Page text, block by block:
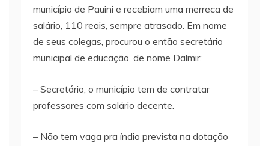
município de Pauini e recebiam uma merreca de
salário, 110 reais, sempre atrasado. Em nome
de seus colegas, procurou o então secretário
municipal de educação, de nome Dalmir:
– Secretário, o município tem de contratar
professores com salário decente.
– Não tem vaga pra índio prevista na dotação